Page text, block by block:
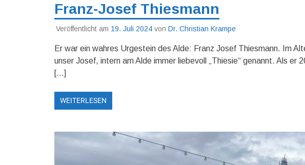
Franz-Josef Thiesmann
Veröffentlicht am 19. Juli 2024von Dr. Christian Krampe
Er war ein wahres Urgestein des Alde: Franz Josef Thiesmann. Im
unser Josef, intern am Alde immer liebevoll „Thiesie“ genannt. Als er
[…]
WEITERLESEN